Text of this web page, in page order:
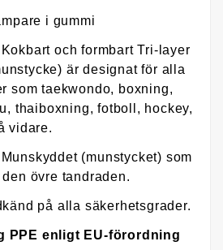
i gummi
och formbart Tri-layer
är designat för alla
som taekwondo, boxning,
thaiboxning, fotboll, hockey,
vidare.
(munstycket) som
övre tandraden.
på alla säkerhetsgrader.
PPE enligt EU-förordning